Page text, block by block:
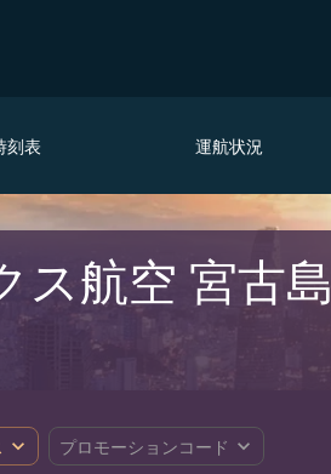
刻表 運航状況
ス航空 宮古
expand_more プロモーションコード expand_more